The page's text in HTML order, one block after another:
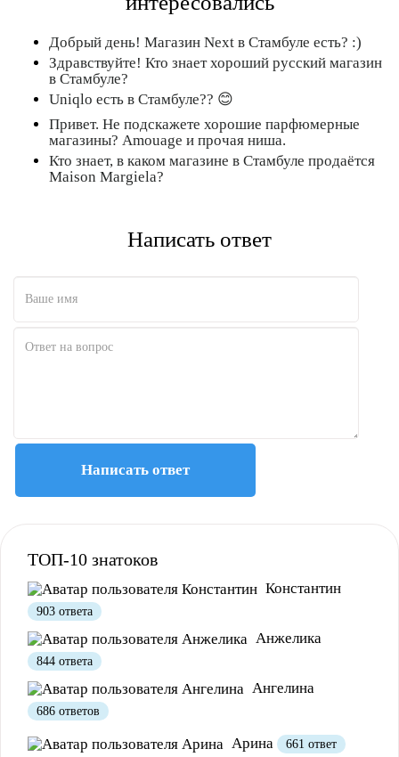
Полезно 1 Не очень
Добрый день! Магазин Next в Стамбуле есть? :)
Здравствуйте! Кто знает хороший русский магазин
в Стамбуле?
Uniqlo есть в Стамбуле?? 😊
Привет. Не подскажете хорошие парфюмерные
магазины? Amouage и прочая ниша.
Кто знает, в каком магазине в Стамбуле продаётся
Maison Margiela?
Написать ответ
Написать ответ
ТОП-10 знатоков
Константин
903 ответа
Анжелика
844 ответа
Ангелина
686 ответов
Арина 661 ответ